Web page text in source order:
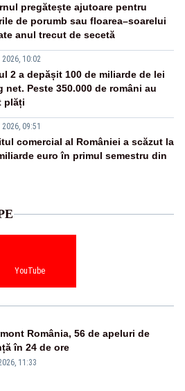
pregătește ajutoare pentru
de porumb sau floarea–soarelui
anul trecut de secetă
10:02
2 a depășit 100 de miliarde de lei
net. Peste 350.000 de români au
plăți
09:51
comercial al României a scăzut la
euro în primul semestru din
YouTube
România, 56 de apeluri de
în 24 de ore
11:33